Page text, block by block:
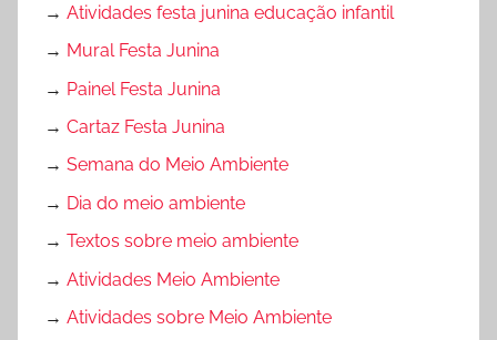
→ Atividades festa junina educação infantil
→ Mural Festa Junina
→ Painel Festa Junina
→ Cartaz Festa Junina
→ Semana do Meio Ambiente
→ Dia do meio ambiente
→ Textos sobre meio ambiente
→ Atividades Meio Ambiente
→ Atividades sobre Meio Ambiente